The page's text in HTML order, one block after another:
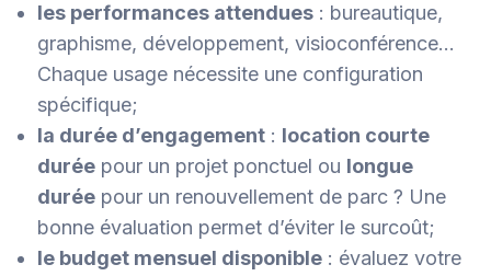
les performances attendues : bureautique,
graphisme, développement, visioconférence…
Chaque usage nécessite une configuration
spécifique;
la durée d’engagement : location courte
durée pour un projet ponctuel ou longue
durée pour un renouvellement de parc ? Une
bonne évaluation permet d’éviter le surcoût;
le budget mensuel disponible : évaluez votre